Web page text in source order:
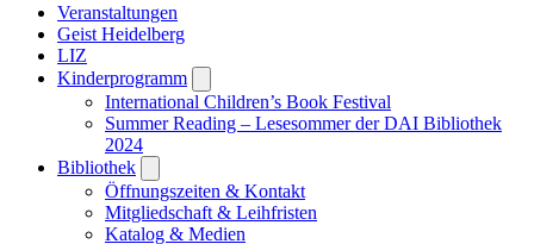
Veranstaltungen
Geist Heidelberg
LIZ
Kinderprogramm
submenu
International Children’s Book Festival
Summer Reading – Lesesommer der DAI Bibliothek
2024
Bibliothek
submenu
Öffnungszeiten & Kontakt
Mitgliedschaft & Leihfristen
Katalog & Medien